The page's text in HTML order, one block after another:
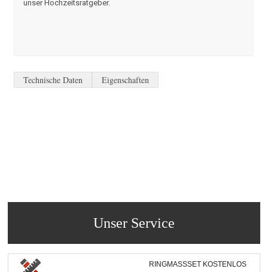
unser Hochzeitsratgeber.
Technische Daten Eigenschaften
Unser Service
RINGMASSSET KOSTENLOS